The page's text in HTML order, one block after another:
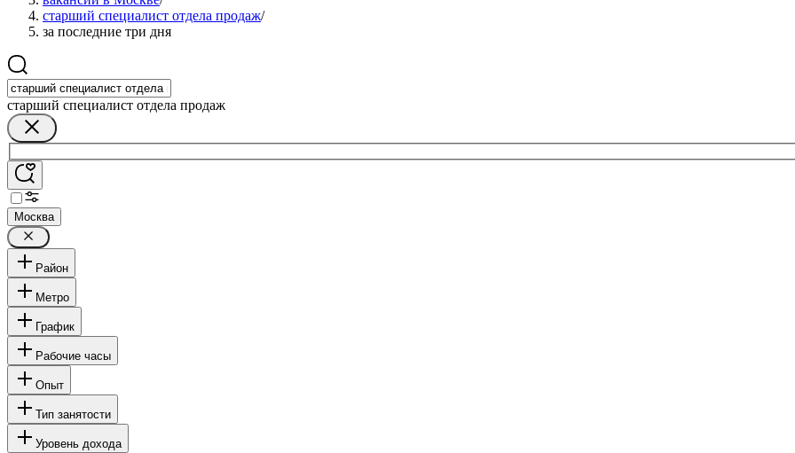
старший специалист отдела продаж/
за последние три дня
старший специалист отдела продаж
Москва
Район
Метро
График
Рабочие часы
Опыт
Тип занятости
Уровень дохода